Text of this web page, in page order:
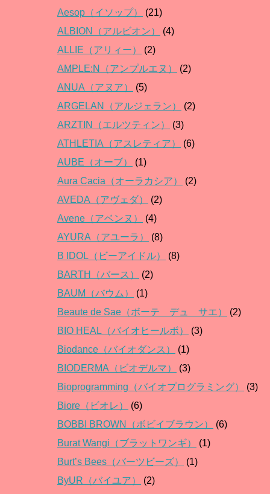
Aesop（イソップ）
(21)
ALBION（アルビオン）
(4)
ALLIE（アリィー）
(2)
AMPLE:N（アンプルエヌ）
(2)
ANUA（アヌア）
(5)
ARGELAN（アルジェラン）
(2)
ARZTIN（エルツティン）
(3)
ATHLETIA（アスレティア）
(6)
AUBE（オーブ）
(1)
Aura Cacia（オーラカシア）
(2)
AVEDA（アヴェダ）
(2)
Avene（アベンヌ）
(4)
AYURA（アユーラ）
(8)
B IDOL（ビーアイドル）
(8)
BARTH（バース）
(2)
BAUM（バウム）
(1)
Beaute de Sae（ボーテ デュ サエ）
(2)
BIO HEAL（バイオヒールボ）
(3)
Biodance（バイオダンス）
(1)
BIODERMA（ビオデルマ）
(3)
Bioprogramming（バイオプログラミング）
(3)
Biore（ビオレ）
(6)
BOBBI BROWN（ボビイブラウン）
(6)
Burat Wangi（ブラットワンギ）
(1)
Burt’s Bees（バーツビーズ）
(1)
ByUR（バイユア）
(2)